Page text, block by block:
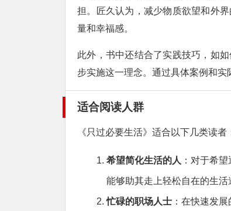
担。匠久认为，减少物质欲望和外
量和幸福感。
此外，书中还结合了实践技巧，如
步实施这一理念。通过具体案例和实
适合阅读人群
《只过必要生活》适合以下几类读者
希望简化生活的人 ：对于希
能够助其走上轻松自在的生活
忙碌的职场人士 ：在快速发